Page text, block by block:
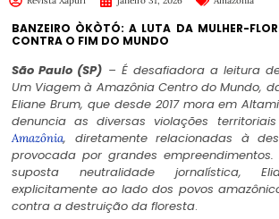
BANZEIRO ÒKÒTÓ: A LUTA DA MULHER-
CONTRA O FIM DO MUNDO
São Paulo (SP) – É desafiadora a leitura
Um Viagem à Amazônia Centro do Mundo,
Eliane Brum, que desde 2017 mora em
denuncia as diversas violações
Amazônia, diretamente relacionadas à
provocada por grandes
suposta neutralidade jornalística,
explicitamente ao lado dos povos
contra a destruição da floresta.